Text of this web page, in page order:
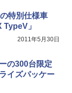
特別仕様車
TypeV」
2011年5月30日
の300台限定
イズパッケー